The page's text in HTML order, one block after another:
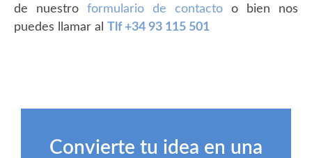
de nuestro formulario de contacto o bien nos
puedes llamar al Tlf +34 93 115 501
Convierte tu idea en una